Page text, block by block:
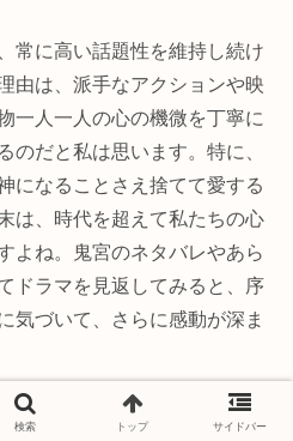
常に高い話題性を維持し続け
由は、派手なアクションや映
一人一人の心の機微を丁寧に
のだと私は思います。特に、
になることさえ捨てて愛する
は、時代を超えて私たちの心
よね。鬼宮のネタバレやあら
ドラマを見返してみると、序
気づいて、さらに感動が深ま
この機会にLeminoやabema
検索 トップ サイドバー